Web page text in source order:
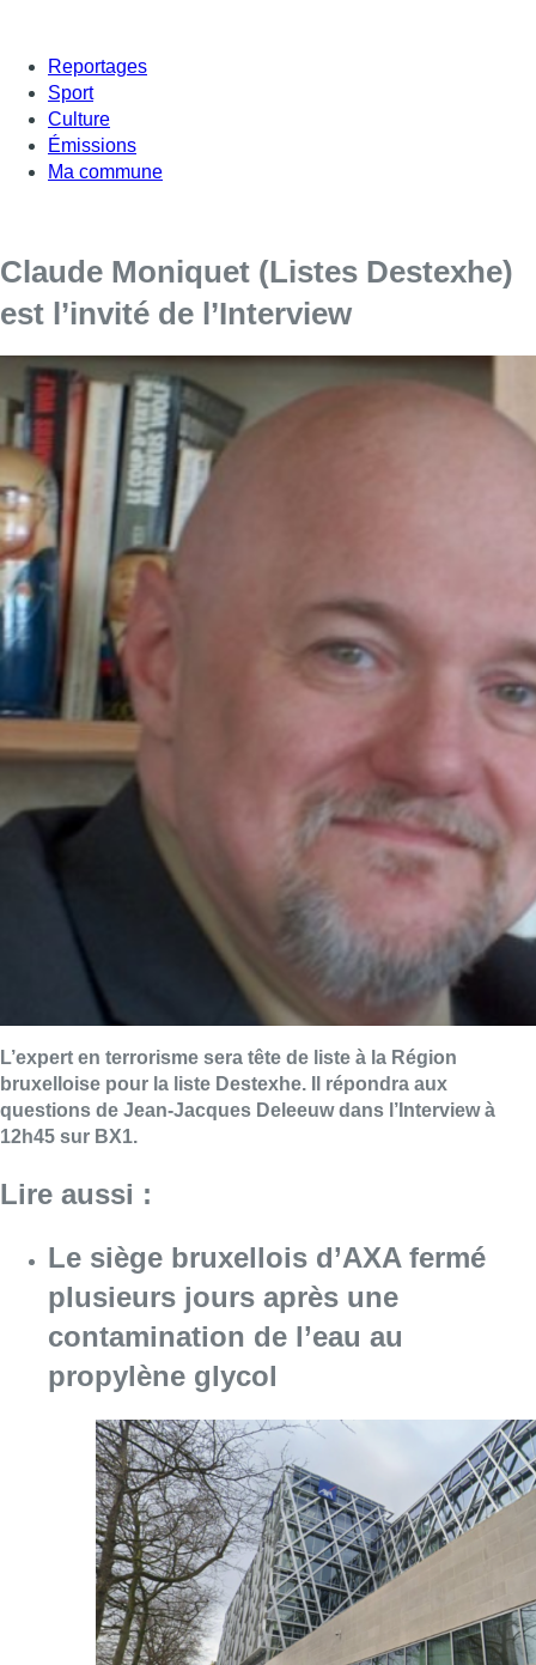
Reportages
Sport
Culture
Émissions
Ma commune
Claude Moniquet (Listes Destexhe)
est l’invité de l’Interview
L’expert en terrorisme sera tête de liste à la Région
bruxelloise pour la liste Destexhe. Il répondra aux
questions de Jean-Jacques Deleeuw dans l’Interview à
12h45 sur BX1.
Lire aussi :
Le siège bruxellois d’AXA fermé
plusieurs jours après une
contamination de l’eau au
propylène glycol